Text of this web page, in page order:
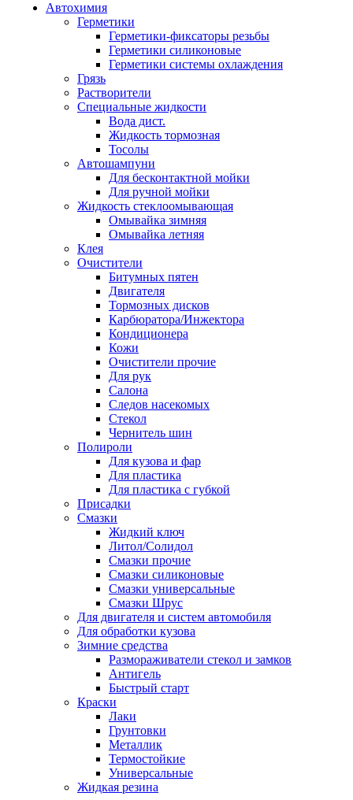
Автохимия
Герметики
Герметики-фиксаторы резьбы
Герметики силиконовые
Герметики системы охлаждения
Грязь
Растворители
Специальные жидкости
Вода дист.
Жидкость тормозная
Тосолы
Автошампуни
Для бесконтактной мойки
Для ручной мойки
Жидкость стеклоомывающая
Омывайка зимняя
Омывайка летняя
Клея
Очистители
Битумных пятен
Двигателя
Тормозных дисков
Карбюратора/Инжектора
Кондиционера
Кожи
Очистители прочие
Для рук
Салона
Следов насекомых
Стекол
Чернитель шин
Полироли
Для кузова и фар
Для пластика
Для пластика с губкой
Присадки
Смазки
Жидкий ключ
Литол/Солидол
Смазки прочие
Смазки силиконовые
Смазки универсальные
Смазки Шрус
Для двигателя и систем автомобиля
Для обработки кузова
Зимние средства
Размораживатели стекол и замков
Антигель
Быстрый старт
Краски
Лаки
Грунтовки
Металлик
Термостойкие
Универсальные
Жидкая резина